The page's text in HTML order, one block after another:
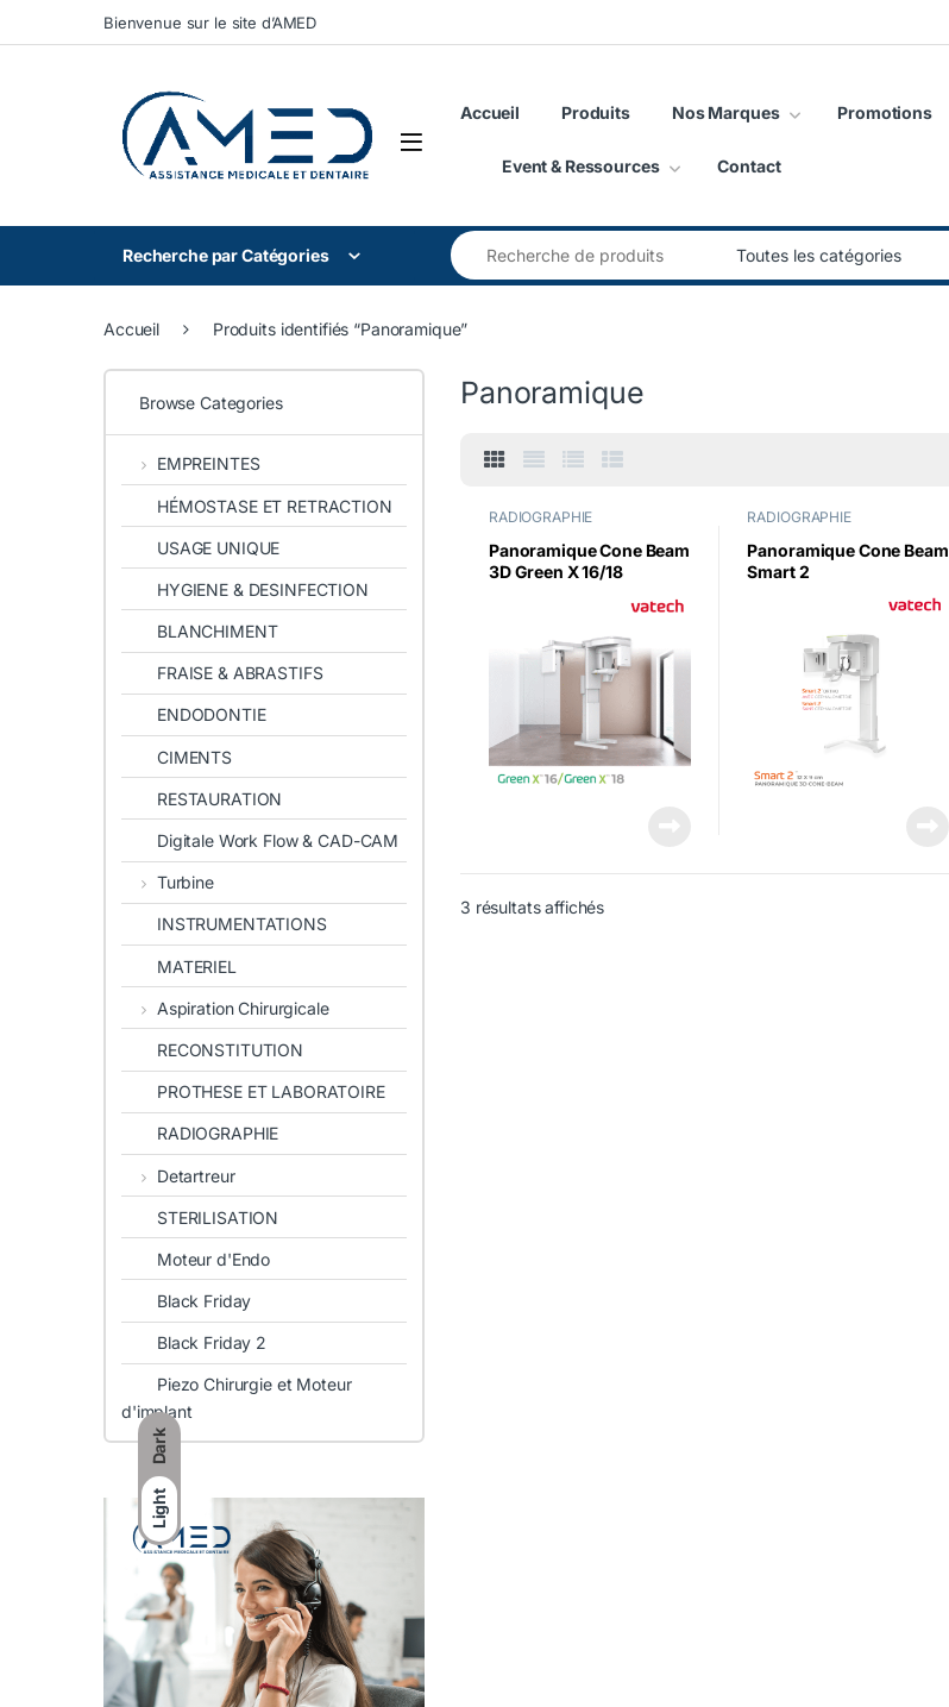
Dark
Light
Skip to navigation
Skip to contentBienvenue sur le site d’AMED
Accueil Produits Nos Marques Promotions
Event & Ressources Contact
Recherche par Catégories
Search for:
Accueil Produits identifiés “Panoramique”
Panoramique
RADIOGRAPHIE
Panoramique Cone Beam
3D Green X 16/18
RADIOGRAPHIE
Panoramique Cone Beam
Smart 2
3 résultats affichés
Browse Categories
EMPREINTES
HÉMOSTASE ET RETRACTION
USAGE UNIQUE
HYGIENE & DESINFECTION
BLANCHIMENT
FRAISE & ABRASTIFS
ENDODONTIE
CIMENTS
RESTAURATION
Digitale Work Flow & CAD-CAM
Turbine
INSTRUMENTATIONS
MATERIEL
Aspiration Chirurgicale
RECONSTITUTION
PROTHESE ET LABORATOIRE
RADIOGRAPHIE
Detartreur
STERILISATION
Moteur d'Endo
Black Friday
Black Friday 2
Piezo Chirurgie et Moteur
d'implant